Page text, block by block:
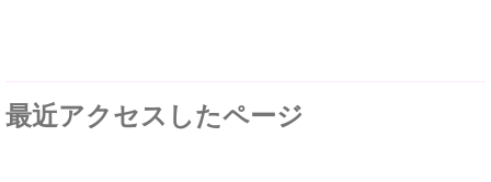
最近アクセスしたページ